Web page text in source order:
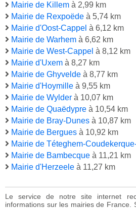
Mairie de Killem à 2,99 km
Mairie de Rexpoëde à 5,74 km
Mairie d'Oost-Cappel à 6,12 km
Mairie de Warhem à 6,62 km
Mairie de West-Cappel à 8,12 km
Mairie d'Uxem à 8,27 km
Mairie de Ghyvelde à 8,77 km
Mairie d'Hoymille à 9,55 km
Mairie de Wylder à 10,07 km
Mairie de Quaëdypre à 10,54 km
Mairie de Bray-Dunes à 10,87 km
Mairie de Bergues à 10,92 km
Mairie de Téteghem-
Mairie de Bambecque à 11,21 km
Mairie d'Herzeele à 11,27 km
Le service de notre site internet
informations sur les mairies de France.